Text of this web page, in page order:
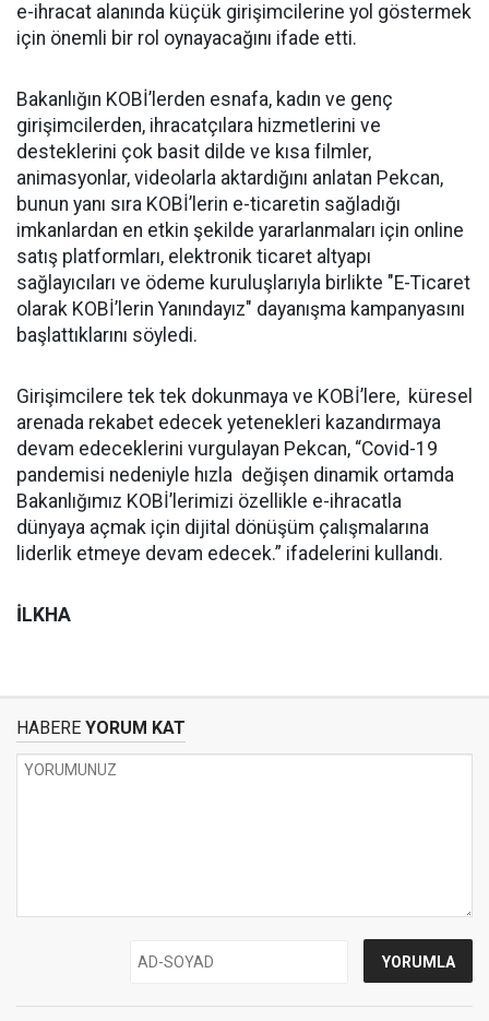
e-ihracat alanında küçük girişimcilerine yol göstermek
için önemli bir rol oynayacağını ifade etti.
Bakanlığın KOBİ’lerden esnafa, kadın ve genç
girişimcilerden, ihracatçılara hizmetlerini ve
desteklerini çok basit dilde ve kısa filmler,
animasyonlar, videolarla aktardığını anlatan Pekcan,
bunun yanı sıra KOBİ’lerin e-ticaretin sağladığı
imkanlardan en etkin şekilde yararlanmaları için online
satış platformları, elektronik ticaret altyapı
sağlayıcıları ve ödeme kuruluşlarıyla birlikte "E-Ticaret
olarak KOBİ’lerin Yanındayız" dayanışma kampanyasını
başlattıklarını söyledi.
Girişimcilere tek tek dokunmaya ve KOBİ’lere, küresel
arenada rekabet edecek yetenekleri kazandırmaya
devam edeceklerini vurgulayan Pekcan, “Covid-19
pandemisi nedeniyle hızla değişen dinamik ortamda
Bakanlığımız KOBİ’lerimizi özellikle e-ihracatla
dünyaya açmak için dijital dönüşüm çalışmalarına
liderlik etmeye devam edecek.” ifadelerini kullandı.
İLKHA
HABERE YORUM KAT